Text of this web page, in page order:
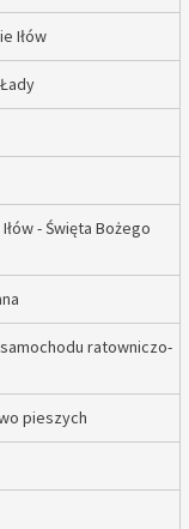
Iłów
- Święta Bożego
ratowniczo-
pieszych